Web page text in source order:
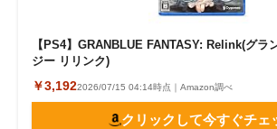
【PS4】GRANBLUE FANTASY: Relink(グラ
ジー リリンク)
￥3,1922026/07/15 04:14時点｜Amazon調べ
クリックして今すぐチェ